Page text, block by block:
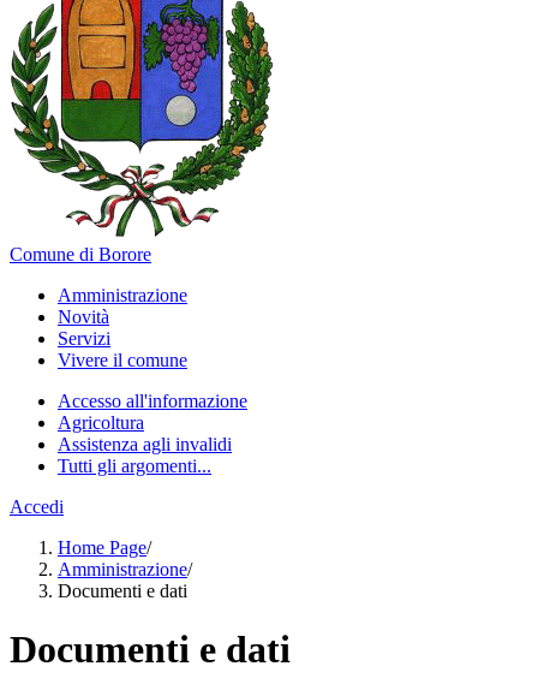
Comune di Borore
Amministrazione
Novità
Servizi
Vivere il comune
Accesso all'informazione
Agricoltura
Assistenza agli invalidi
Tutti gli argomenti...
Accedi
Home Page/
Amministrazione/
Documenti e dati
Documenti e dati